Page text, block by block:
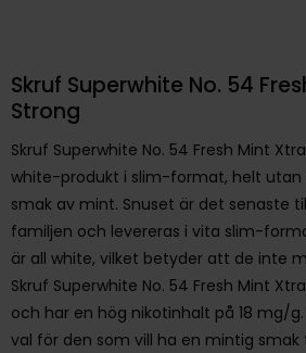
Skruf Superwhite No. 54
Strong
Skruf Superwhite No. 54 Fresh Mint
white-produkt i slim-format, helt utan
smak av mint. Snuset är det senaste
familjen och levereras i vita slim-
är all white, vilket betyder att de inte
Skruf Superwhite No. 54 Fresh Mint
och har en hög nikotinhalt på 18 mg/
val för den som vill ha en mintig